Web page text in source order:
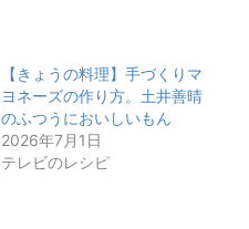
【きょうの料理】手づくりマ
ヨネーズの作り方。土井善晴
のふつうにおいしいもん
2026年7月1日
テレビのレシピ